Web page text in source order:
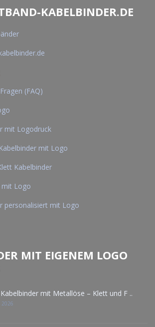
KABELBINDER.DE
(FAQ)
mit Logodruck
mit Logo
Kabelbinder
mit Logo
personalisiert mit Logo
MIT EIGENEM LOGO
mit Metallöse – Klett und F ..
2026